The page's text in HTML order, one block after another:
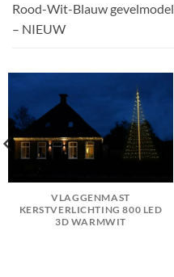
Rood-Wit-Blauw gevelmodel
– NIEUW
VLAGGENMAST
KERSTVERLICHTING 800 LED
3D WARMWIT